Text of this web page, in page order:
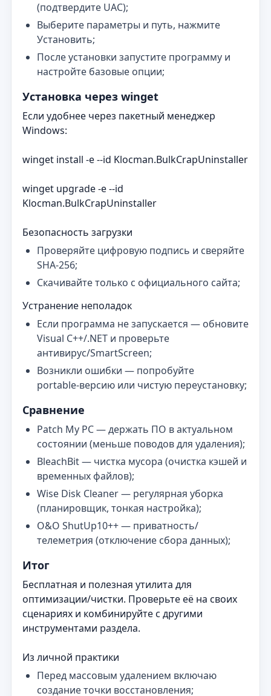
(подтвердите UAC);
Выберите параметры и путь, нажмите
Установить;
После установки запустите программу и
настройте базовые опции;
Установка через winget
Если удобнее через пакетный менеджер
Windows:
winget install -e --id Klocman.BulkCrapUninstaller
winget upgrade -e --id
Klocman.BulkCrapUninstaller
Безопасность загрузки
Проверяйте цифровую подпись и сверяйте
SHA‑256;
Скачивайте только с официального сайта;
Устранение неполадок
Если программа не запускается — обновите
Visual C++/.NET и проверьте
антивирус/SmartScreen;
Возникли ошибки — попробуйте
portable‑версию или чистую переустановку;
Сравнение
Patch My PC — держать ПО в актуальном
состоянии (меньше поводов для удаления);
BleachBit — чистка мусора (очистка кэшей и
временных файлов);
Wise Disk Cleaner — регулярная уборка
(планировщик, тонкая настройка);
O&O ShutUp10++ — приватность/
телеметрия (отключение сбора данных);
Итог
Бесплатная и полезная утилита для
оптимизации/чистки. Проверьте её на своих
сценариях и комбинируйте с другими
инструментами раздела.
Из личной практики
Перед массовым удалением включаю
создание точки восстановления;